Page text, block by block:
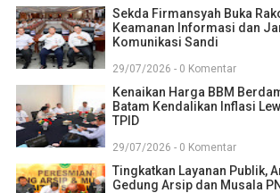
Sekda Firmansyah Buka
Keamanan Informasi dan
Komunikasi Sandi
29/07/2026 - 0 Komentar
Kenaikan Harga BBM
Batam Kendalikan Inflasi
TPID
29/07/2026 - 0 Komentar
Tingkatkan Layanan Publik,
Gedung Arsip dan Musala